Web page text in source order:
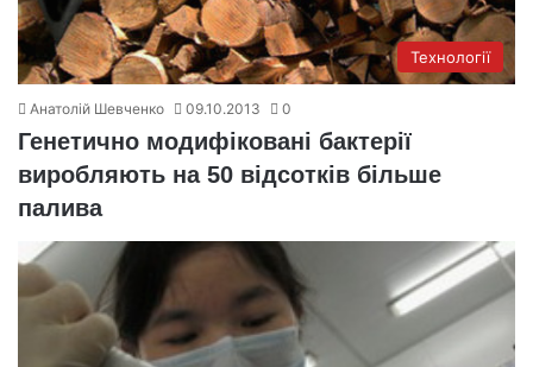
Технології
Анатолій Шевченко 09.10.2013 0
Генетично модифіковані бактерії
виробляють на 50 відсотків більше
палива